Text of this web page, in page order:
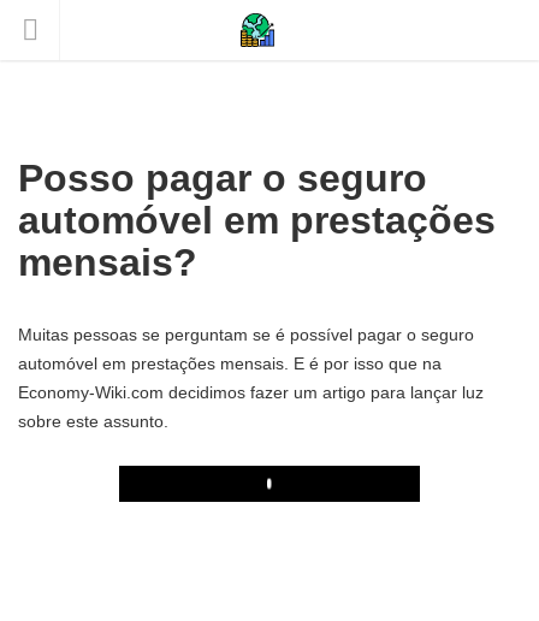
Posso pagar o seguro
automóvel em prestações
mensais?
Muitas pessoas se perguntam se é possível pagar o seguro
automóvel em prestações mensais. E é por isso que na
Economy-Wiki.com decidimos fazer um artigo para lançar luz
sobre este assunto.
Play